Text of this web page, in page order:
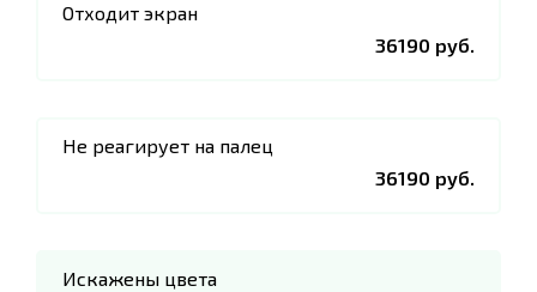
Отходит экран
36190 руб.
Не реагирует на палец
36190 руб.
Искажены цвета